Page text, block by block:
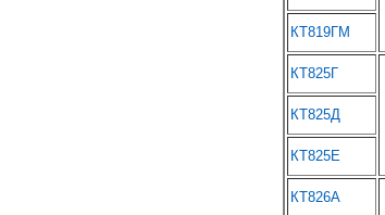
КТ819ГМ
КТ825Г
КТ825Д
КТ825Е
КТ826А